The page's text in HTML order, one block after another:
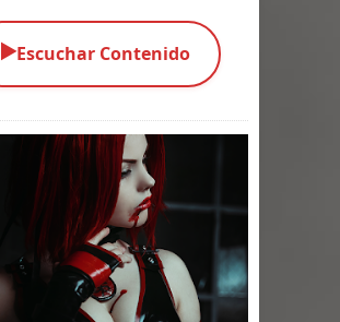
Parte 01: El Enemigo Interior
Los Muertos se Levantan (Relato)
Los Monstruos más Buscados
Alma
El Destructor
▶️Escuchar Contenido